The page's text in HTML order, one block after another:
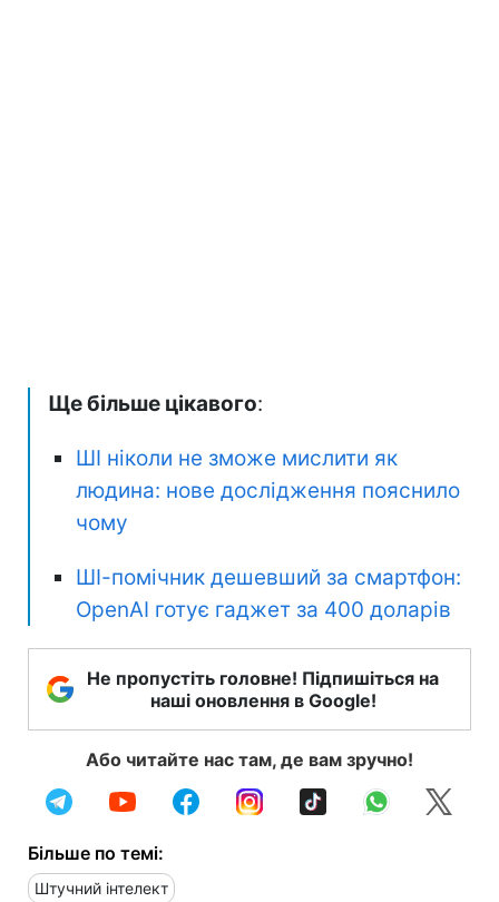
Ще більше цікавого:
ШІ ніколи не зможе мислити як
людина: нове дослідження пояснило
чому
ШІ-помічник дешевший за смартфон:
OpenAI готує гаджет за 400 доларів
Не пропустіть головне! Підпишіться на
наші оновлення в Google!
Або читайте нас там, де вам зручно!
Більше по темі:
Штучний інтелект